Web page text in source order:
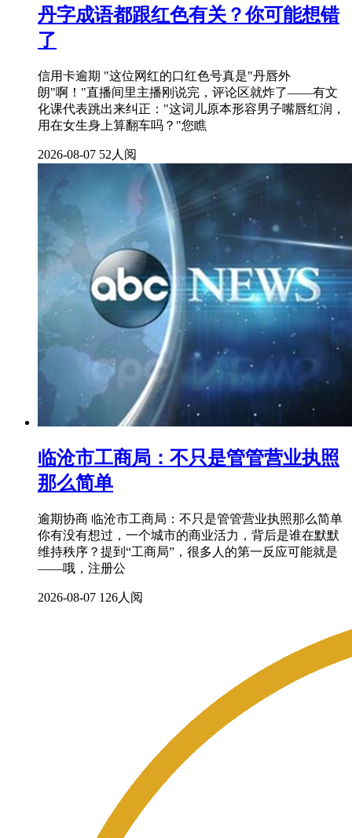
丹字成语都跟红色有关？你可能想错
了
信用卡逾期 "这位网红的口红色号真是"丹唇外
朗"啊！"直播间里主播刚说完，评论区就炸了——有文
化课代表跳出来纠正："这词儿原本形容男子嘴唇红润，
用在女生身上算翻车吗？"您瞧
2026-08-07 52人阅
临沧市工商局：不只是管管营业执照
那么简单
逾期协商 临沧市工商局：不只是管管营业执照那么简单
你有没有想过，一个城市的商业活力，背后是谁在默默
维持秩序？提到“工商局”，很多人的第一反应可能就是
——哦，注册公
2026-08-07 126人阅